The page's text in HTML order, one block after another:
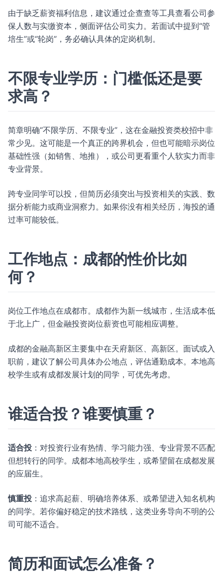
由于缺乏薪资福利信息，建议通过企查查等工具查看公司参
保人数与实缴资本，侧面评估公司实力。若面试中提到“管
培生”或“轮岗”，务必确认具体的定岗机制。
不限专业学历：门槛低还是要
求高？
简章明确“不限学历、不限专业”，这在金融投资类校招中非
常少见。这可能是一个真正的跨界机会，但也可能暗示岗位
基础性强（如销售、地推），或公司更看重个人软实力而非
专业背景。
跨专业同学可以投，但简历必须突出与投资相关的实践、数
据分析能力或商业洞察力。如果你没有相关经历，海投的通
过率可能较低。
工作地点：成都的性价比如
何？
岗位工作地点在成都市。成都作为新一线城市，生活成本低
于北上广，但金融投资岗位薪资也可能相应调整。
成都的金融高新区主要集中在天府新区、高新区。面试或入
职前，建议了解公司具体办公地点，评估通勤成本。本地高
校学生或有成都发展计划的同学，可优先考虑。
谁适合投？谁要慎重？
适合投 ：对投资行业有热情、学习能力强、专业背景不匹配
但想转行的同学。成都本地高校学生，或希望留在成都发展
的应届生。
慎重投 ：追求高起薪、明确培养体系、或希望进入知名机构
的同学。若你偏好稳定的技术路线，这类业务导向不明的公
司可能不适合。
简历和面试怎么准备？